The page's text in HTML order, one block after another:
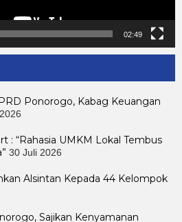
02:49
Ponorogo, Kabag Keuangan
: “Rahasia UMKM Lokal Tembus
30 Juli 2026
Alsintan Kepada 44 Kelompok
Sajikan Kenyamanan